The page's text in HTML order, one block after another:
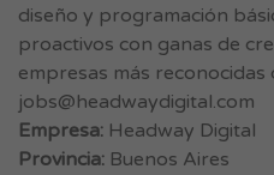
diseño y programación
proactivos con ganas de
empresas más reconocidas
jobs@headwaydigital.com
Empresa: Headway Digital
Provincia: Buenos Aires